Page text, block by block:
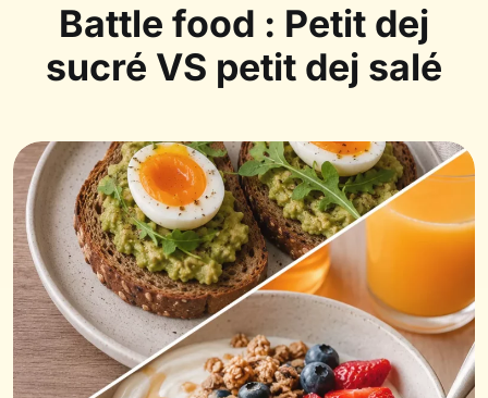
Battle food : Petit dej
sucré VS petit dej salé